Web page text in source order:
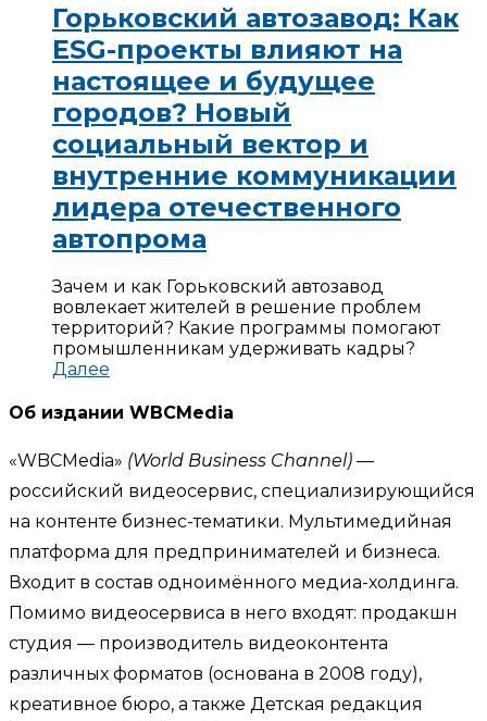
Горьковский автозавод: Как
ESG-проекты влияют на
настоящее и будущее
городов? Новый
социальный вектор и
внутренние коммуникации
лидера отечественного
автопрома
Зачем и как Горьковский автозавод
вовлекает жителей в решение проблем
территорий? Какие программы помогают
промышленникам удерживать кадры?
Далее
Об издании WBCMedia
«WBCMedia» (World Business Channel) —
российский видеосервис, специализирующийся
на контенте бизнес-тематики. Мультимедийная
платформа для предпринимателей и бизнеса.
Входит в состав одноимённого медиа-холдинга.
Помимо видеосервиса в него входят: продакшн
студия — производитель видеоконтента
различных форматов (основана в 2008 году),
креативное бюро, а также Детская редакция